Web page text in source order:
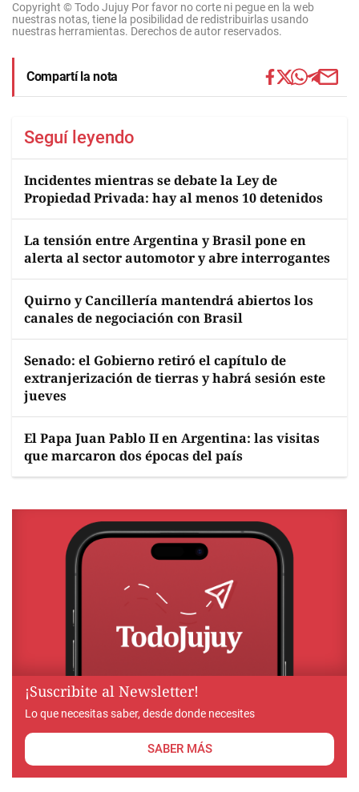
Copyright © Todo Jujuy Por favor no corte ni pegue en la web
nuestras notas, tiene la posibilidad de redistribuirlas usando
nuestras herramientas. Derechos de autor reservados.
Compartí la nota
Seguí leyendo
Incidentes mientras se debate la Ley de
Propiedad Privada: hay al menos 10 detenidos
La tensión entre Argentina y Brasil pone en
alerta al sector automotor y abre interrogantes
Quirno y Cancillería mantendrá abiertos los
canales de negociación con Brasil
Senado: el Gobierno retiró el capítulo de
extranjerización de tierras y habrá sesión este
jueves
El Papa Juan Pablo II en Argentina: las visitas
que marcaron dos épocas del país
¡Suscribite al Newsletter!
Lo que necesitas saber, desde donde necesites
SABER MÁS